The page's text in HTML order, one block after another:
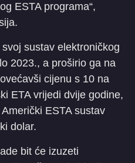
ESTA programa“,
sustav elektroničkog
2023., a proširio ga na
cijenu s 10 na
ETA vrijedi dvije godine,
ESTA sustav
dolar.
bit će izuzeti